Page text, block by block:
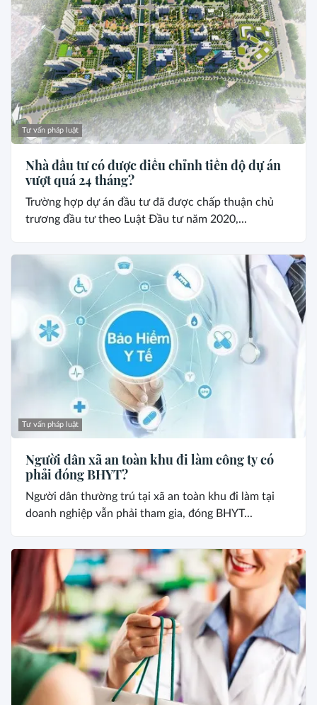
Tư vấn pháp luật
Nhà đầu tư có được điều chỉnh tiến độ dự án
vượt quá 24 tháng?
Trường hợp dự án đầu tư đã được chấp thuận chủ
trương đầu tư theo Luật Đầu tư năm 2020,...
Tư vấn pháp luật
Người dân xã an toàn khu đi làm công ty có
phải đóng BHYT?
Người dân thường trú tại xã an toàn khu đi làm tại
doanh nghiệp vẫn phải tham gia, đóng BHYT...